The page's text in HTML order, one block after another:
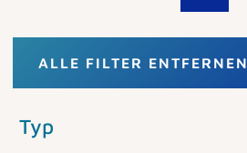
ALLE FILTER ENTFERNEN
Typ